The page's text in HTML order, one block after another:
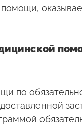
помощи,
по